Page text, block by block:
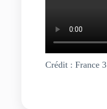
Crédit : France 3